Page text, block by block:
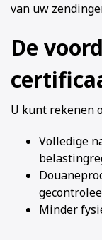
van uw
De
U kunt rekenen
Volledige
Minder